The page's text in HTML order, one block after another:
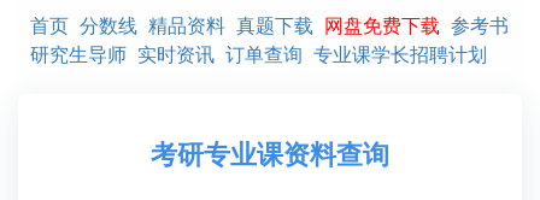
首页 分数线 精品资料 真题下载 网盘免费下载 参考书
研究生导师 实时资讯 订单查询 专业课学长招聘计划
考研专业课资料查询